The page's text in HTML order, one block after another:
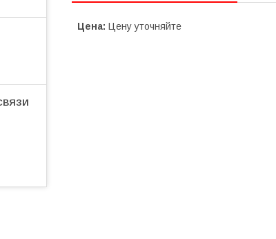
Цена: Цену уточняйте